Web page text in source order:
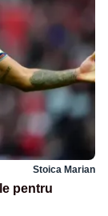
Stoica Marian
pentru